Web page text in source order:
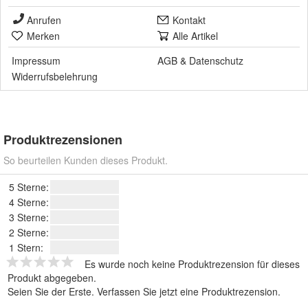
Anrufen
Kontakt
Merken
Alle Artikel
Impressum
AGB & Datenschutz
Widerrufsbelehrung
Produktrezensionen
So beurteilen Kunden dieses Produkt.
5 Sterne:
4 Sterne:
3 Sterne:
2 Sterne:
1 Stern:
Es wurde noch keine Produktrezension für dieses
Produkt abgegeben.
Seien Sie der Erste. Verfassen Sie jetzt eine Produktrezension.